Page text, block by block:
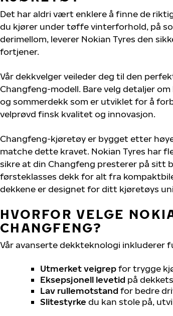
Det har aldri vært enklere å finne de
du kjører under tøffe vinterforhold, på
derimellom, leverer Nokian Tyres den
fortjener.
Vår dekkvelger veileder deg til den
Changfeng-modell. Bare velg detaljer
og sommerdekk som er utviklet for å
velprøvd finsk kvalitet og innovasjon.
Changfeng-kjøretøy er bygget etter
matche dette kravet. Nokian Tyres har
sikre at din Changfeng presterer på sitt
førsteklasses dekk for alt fra
dekkene er designet for ditt kjøretøys
HVORFOR VELGE
CHANGFENG?
Vår avanserte dekkteknologi inkluderer
Utmerket veigrepfor trygge
Eksepsjonell levetid på
Lav rullemotstand for bedre
Slitestyrke du kan stole på,